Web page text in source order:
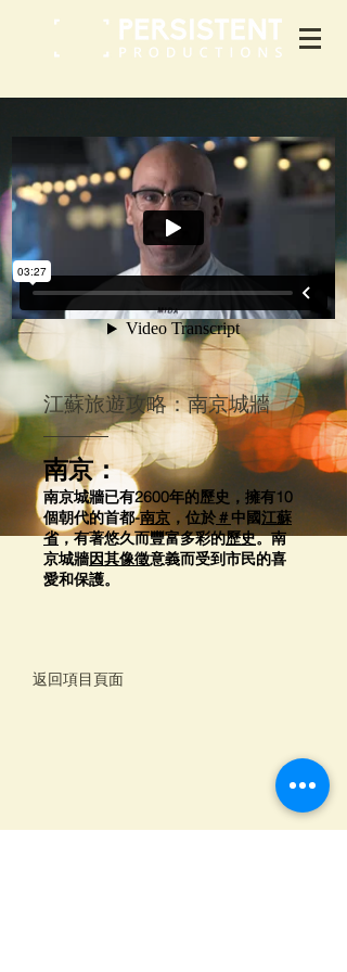
江蘇旅遊攻略：南京城牆
南京：
南京城牆已有2600年的歷史，擁有10
個朝代的首都-南京 ，位於＃中國江蘇
省，有著悠久而豐富多彩的歷史。南
京城牆因其像徵意義而受到市民的喜
愛和保護。
返回項目頁面